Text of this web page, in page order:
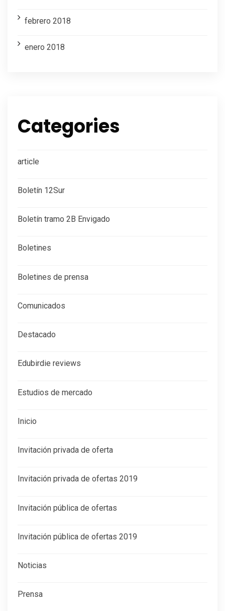
febrero 2018
enero 2018
Categories
article
Boletín 12Sur
Boletín tramo 2B Envigado
Boletines
Boletines de prensa
Comunicados
Destacado
Edubirdie reviews
Estudios de mercado
Inicio
Invitación privada de oferta
Invitación privada de ofertas 2019
Invitación pública de ofertas
Invitación pública de ofertas 2019
Noticias
Prensa